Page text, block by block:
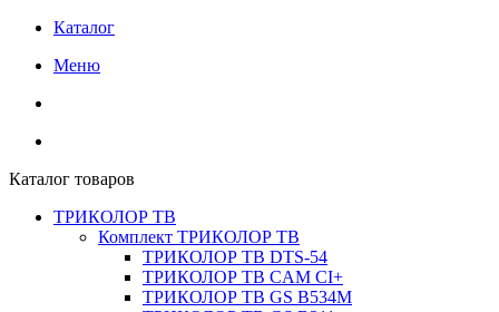
Каталог
Меню
Каталог товаров
ТРИКОЛОР ТВ
Комплект ТРИКОЛОР ТВ
ТРИКОЛОР ТВ DTS-54
ТРИКОЛОР ТВ CAM CI+
ТРИКОЛОР ТВ GS B534M